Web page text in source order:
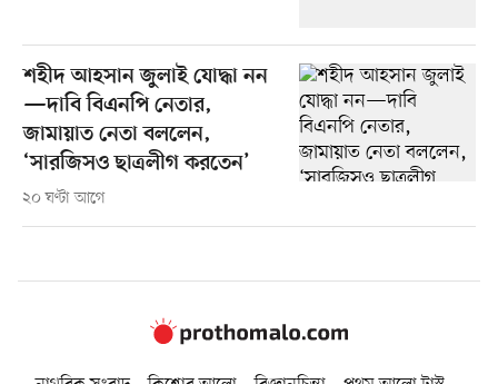
শহীদ আহসান জুলাই যোদ্ধা নন
—দাবি বিএনপি নেতার,
জামায়াত নেতা বললেন,
‘সারজিসও ছাত্রলীগ করতেন’
২০ ঘণ্টা আগে